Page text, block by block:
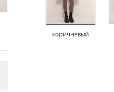
коричневый